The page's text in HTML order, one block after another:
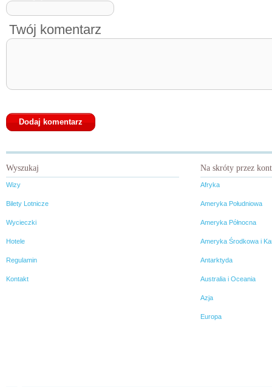
Twój komentarz
Wyszukaj
Wizy
Bilety Lotnicze
Wycieczki
Hotele
Regulamin
Kontakt
Na skróty przez
Afryka
Ameryka Południowa
Ameryka Północna
Ameryka Środkowa i
Antarktyda
Australia i Oceania
Azja
Europa